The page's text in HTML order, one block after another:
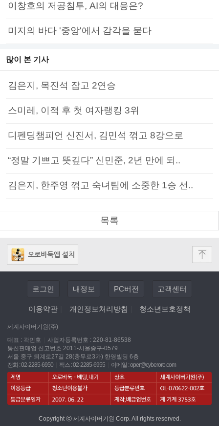
이창호의 저공침투, AI의 대응은?
미지의 바다 '중앙'에서 감각을 묻다
많이 본 기사
김은지, 목진석 잡고 2연승
스미레, 이적 후 첫 여자랭킹 3위
디펜딩챔피언 신진서, 김민석 꺾고 8강으로
“정말 기쁘고 뜻깊다” 신민준, 2년 만에 되..
김은지, 한주영 꺾고 숙녀팀에 소중한 1승 선..
목록
로그인 내정보 PC버전 고객센터
이용약관 개인정보처리방침 청소년보호정책
세계사이버기원(주)
대표 : 곽민호
사업자등록번호 : 220-81-86538
통신판매업 신고번호:2011-서울중구-0579
서울 중구 퇴계로27길 28(충무로3가) 한영빌딩 6층
전화 : 02-2285-6950
팩스 : 02-2285-6955 이메일 :oper@cyberoro.com
Copyright ⓒ 세계사이버기원 Corp. All rights reserved.